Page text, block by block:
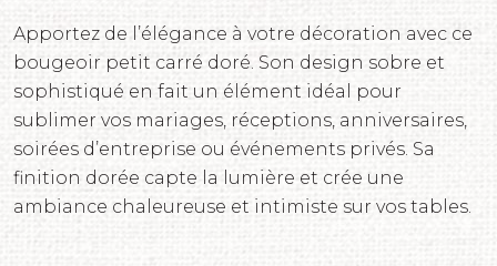
Apportez de l’élégance à votre décoration avec ce
bougeoir petit carré doré. Son design sobre et
sophistiqué en fait un élément idéal pour
sublimer vos mariages, réceptions, anniversaires,
soirées d’entreprise ou événements privés. Sa
finition dorée capte la lumière et crée une
ambiance chaleureuse et intimiste sur vos tables.